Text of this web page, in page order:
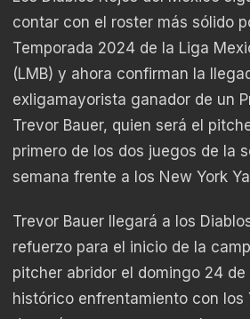
contar con el roster más sólido
Temporada 2024 de la Liga
(LMB) y ahora confirman la
exligamayorista ganador de un
Trevor Bauer, quien será el
primero de los dos juegos de la
semana frente a los New York
Trevor Bauer llegará a los
refuerzo para el inicio de la
pitcher abridor el domingo 24 de
histórico enfrentamiento con los